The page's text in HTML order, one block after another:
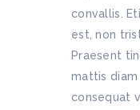
convallis.
est, non
Praesent
mattis diam
consequat